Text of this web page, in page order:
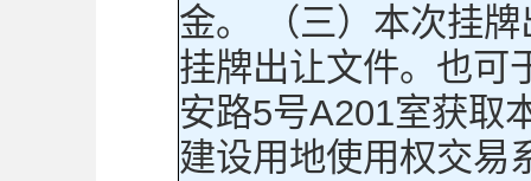
金。 （三）本次挂
挂牌出让文件。也可
安路5号A201室获取
建设用地使用权交易